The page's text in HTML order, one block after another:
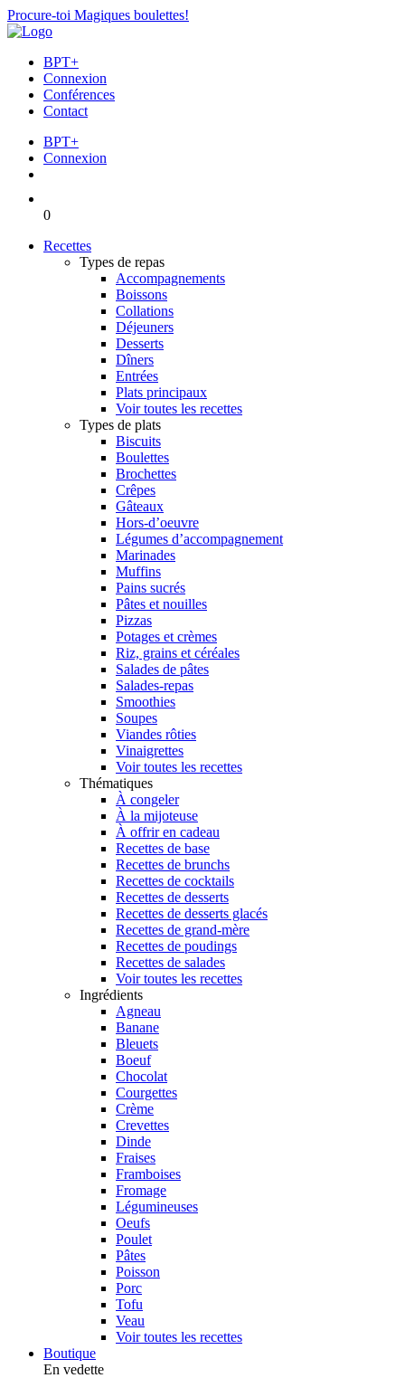
Procure-toi Magiques boulettes!
BPT+
Connexion
Conférences
Contact
BPT+
Connexion
0
Recettes
Types de repas
Accompagnements
Boissons
Collations
Déjeuners
Desserts
Dîners
Entrées
Plats principaux
Voir toutes les recettes
Types de plats
Biscuits
Boulettes
Brochettes
Crêpes
Gâteaux
Hors-d’oeuvre
Légumes d’accompagnement
Marinades
Muffins
Pains sucrés
Pâtes et nouilles
Pizzas
Potages et crèmes
Riz, grains et céréales
Salades de pâtes
Salades-repas
Smoothies
Soupes
Viandes rôties
Vinaigrettes
Voir toutes les recettes
Thématiques
À congeler
À la mijoteuse
À offrir en cadeau
Recettes de base
Recettes de brunchs
Recettes de cocktails
Recettes de desserts
Recettes de desserts glacés
Recettes de grand-mère
Recettes de poudings
Recettes de salades
Voir toutes les recettes
Ingrédients
Agneau
Banane
Bleuets
Boeuf
Chocolat
Courgettes
Crème
Crevettes
Dinde
Fraises
Framboises
Fromage
Légumineuses
Oeufs
Poulet
Pâtes
Poisson
Porc
Tofu
Veau
Voir toutes les recettes
Boutique
En vedette